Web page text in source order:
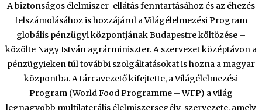
A biztonságos élelmiszer-ellátás fenntartásához és az éhezés
felszámolásához is hozzájárul a Világélelmezési Program
globális pénzügyi központjának Budapestre költözése –
közölte Nagy István agrárminiszter. A szervezet középtávon a
pénzügyieken túl további szolgáltatásokat is hozna a magyar
központba. A tárcavezető kifejtette, a Világélelmezési
Program (World Food Programme – WFP) a világ
legnagyobb multilaterális élelmiszersegély-szervezete, amely